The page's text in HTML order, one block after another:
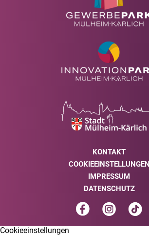
KONTAKT
COOKIEEINSTELLUNGEN
IMPRESSUM
DATENSCHUTZ
Cookieeinstellungen